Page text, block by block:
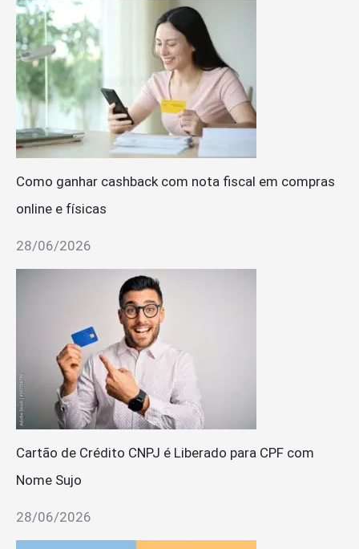
Como ganhar cashback com nota fiscal em compras
online e físicas
28/06/2026
Cartão de Crédito CNPJ é Liberado para CPF com
Nome Sujo
28/06/2026